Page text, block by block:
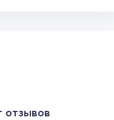
отзывов